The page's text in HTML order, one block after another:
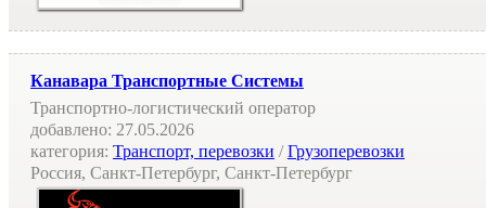
Канавара Транспортные Системы
Транспортно-логистический оператор
добавлено: 27.05.2026
категория: Транспорт, перевозки /Грузоперевозки
Россия, Санкт-Петербург, Санкт-Петербург